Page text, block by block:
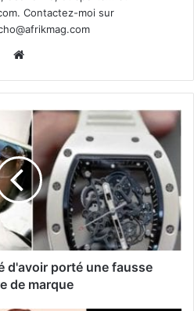
Contactez-moi sur
d'avoir porté une fausse
de marque